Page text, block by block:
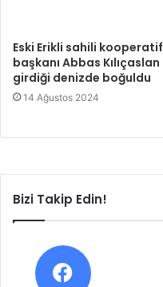
Eski Erikli sahili kooperatif
başkanı Abbas Kılıçaslan
girdiği denizde boğuldu
14 Ağustos 2024
Bizi Takip Edin!